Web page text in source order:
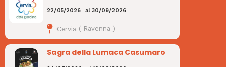
22/05/2026 al 30/09/2026
Cervia ( Ravenna)
Sagra della Lumaca Casumaro